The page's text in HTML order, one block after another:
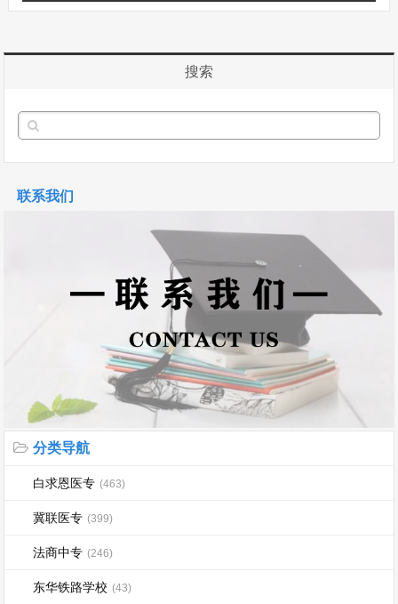
搜索
联系我们
分类导航
白求恩医专 (463)
冀联医专 (399)
法商中专 (246)
东华铁路学校 (43)